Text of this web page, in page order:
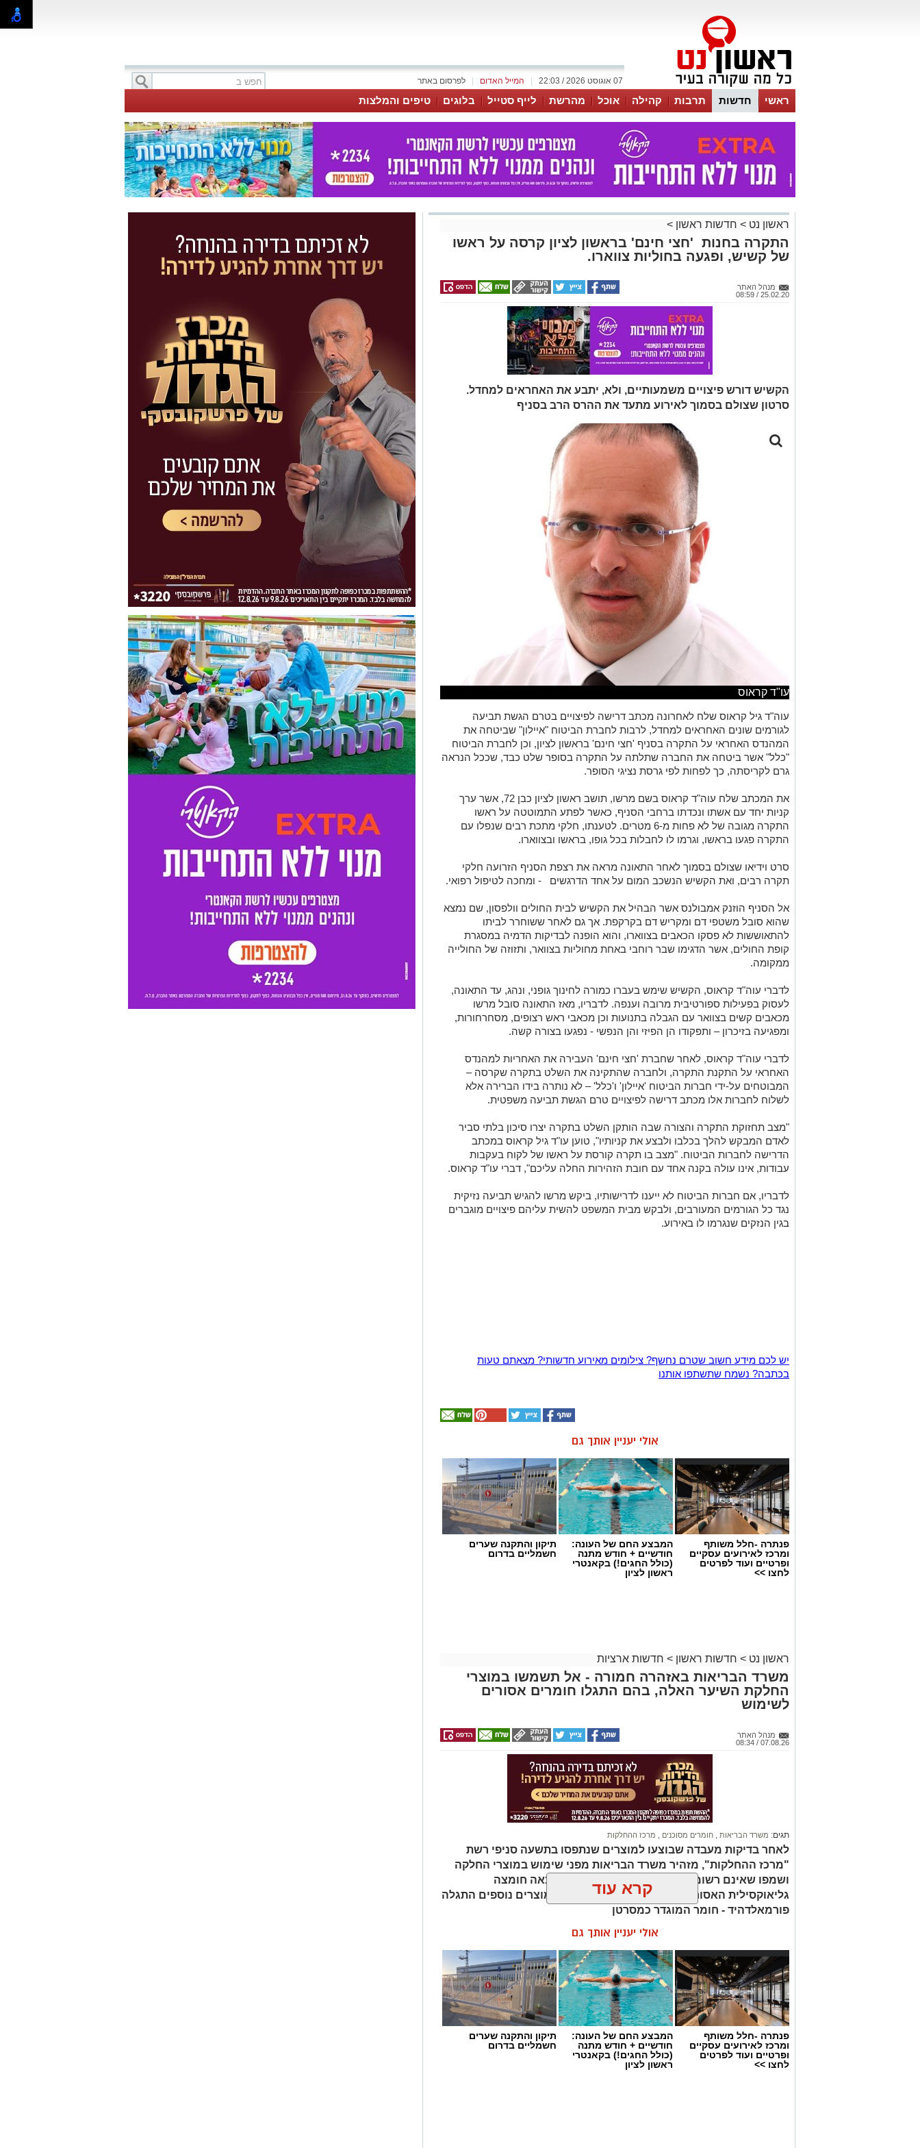
לפרסום באתר המייל האדום 07 אוגוסט 2026 / 22:03
ראשי חדשות תרבות קהילה אוכל מהרשת לייף סטייל בלוגים טיפים והמלצות
ראשון נט > חדשות ראשון >
התקרה בחנות 'חצי חינם' בראשון לציון קרסה על ראשו
של קשיש, ופגעה בחוליות צווארו.
מנהל האתר
25.02.20 / 08:59
הקשיש דורש פיצויים משמעותיים, ולא, יתבע את האחראים למחדל.
סרטון שצולם בסמוך לאירוע מתעד את ההרס הרב בסניף
עו"ד קראוס
עוה"ד גיל קראוס שלח לאחרונה מכתב דרישה לפיצויים בטרם הגשת תביעה
לגורמים שונים האחראים למחדל, לרבות לחברת הביטוח "איילון" שביטחה את
המהנדס האחראי על התקרה בסניף 'חצי חינם' בראשון לציון, וכן לחברת הביטוח
"כלל" אשר ביטחה את החברה שתלתה על התקרה בסופר שלט כבד, שככל הנראה
גרם לקריסתה, כך לפחות לפי גרסת נציגי הסופר.
את המכתב שלח עוה"ד קראוס בשם מרשו, תושב ראשון לציון כבן 72, אשר ערך
קניות יחד עם אשתו ונכדתו ברחבי הסניף, כאשר לפתע התמוטטה על ראשו
התקרה מגובה של לא פחות מ-6 מטרים. לטענתו, חלקי מתכת רבים שנפלו עם
התקרה פגעו בראשו, וגרמו לו לחבלות בכל גופו, בראשו ובצווארו.
סרט וידיאו שצולם בסמוך לאחר התאונה מראה את רצפת הסניף הזרועה חלקי
תקרה רבים, ואת הקשיש הנשכב המום על אחד הדרגשים - ומחכה לטיפול רפואי.
אל הסניף הוזנק אמבולנס אשר הבהיל את הקשיש לבית החולים וולפסון, שם נמצא
שהוא סובל משטפי דם ומקריש דם בקרקפת. אך גם לאחר ששוחרר לביתו
להתאוששות לא פסקו הכאבים בצווארו, והוא הופנה לבדיקות הדמיה במסגרת
קופת החולים, אשר הדגימו שבר רוחבי באחת מחוליות בצוואר, ותזוזה של החולייה
ממקומה.
לדברי עוה"ד קראוס, הקשיש שימש בעברו כמורה לחינוך גופני, ונהג, עד התאונה,
לעסוק בפעילות ספורטיבית מרובה וענפה. לדבריו, מאז התאונה סובל מרשו
מכאבים קשים בצוואר עם הגבלה בתנועות וכן מכאבי ראש רצופים, מסחרחורות,
ומפגיעה בזיכרון – ותפקודו הן הפיזי והן הנפשי - נפגעו בצורה קשה.
לדברי עוה"ד קראוס, לאחר שחברת 'חצי חינם' העבירה את האחריות למהנדס
האחראי על התקנת התקרה, ולחברה שהתקינה את השלט בתקרה שקרסה –
המבוטחים על-ידי חברות הביטוח 'איילון' ו'כלל' – לא נותרה בידו הברירה אלא
לשלוח לחברות אלו מכתב דרישה לפיצויים טרם הגשת תביעה משפטית.
"מצב תחזוקת התקרה והצורה שבה הותקן השלט בתקרה יצרו סיכון בלתי סביר
לאדם המבקש להלך בכלבו ולבצע את קניותיו", טוען עו"ד גיל קראוס במכתב
הדרישה לחברות הביטוח. "מצב בו תקרה קורסת על ראשו של לקוח בעקבות
עבודות, אינו עולה בקנה אחד עם חובת הזהירות החלה עליכם", דברי עו"ד קראוס.
לדבריו, אם חברות הביטוח לא ייענו לדרישותיו, ביקש מרשו להגיש תביעה נזיקית
נגד כל הגורמים המעורבים, ולבקש מבית המשפט להשית עליהם פיצויים מוגברים
בגין הנזקים שנגרמו לו באירוע.
יש לכם מידע חשוב שטרם נחשף? צילומים מאירוע חדשותי? מצאתם טעות
בכתבה? נשמח שתשתפו אותנו
אולי יעניין אותך גם
פנתרה -חלל משותף
ומרכז לאירועים עסקיים
ופרטיים ועוד לפרטים
לחצו >>
המבצע החם של העונה:
חודשיים + חודש מתנה
(כולל החגים!) בקאנטרי
ראשון לציון
תיקון והתקנה שערים
חשמליים בדרום
ראשון נט > חדשות ראשון > חדשות ארציות
משרד הבריאות באזהרה חמורה - אל תשמשו במוצרי
החלקת השיער האלה, בהם התגלו חומרים אסורים
לשימוש
מנהל האתר
07.08.26 / 08:34
תגים: משרד הבריאות חומרים מסוכנים מרכז ההחלקות
לאחר בדיקות מעבדה שבוצעו למוצרים שנתפסו בתשעה סניפי רשת
"מרכז ההחלקות", מזהיר משרד הבריאות מפני שימוש במוצרי החלקה
ושמפו שאינם רשומים כחוק. בחלק מהמוצרים נמצאה חומצה
גליאוקסילית האסורה לשימוש בהחלקות שיער, ובמוצרים נוספים התגלה
פורמאלדהיד - חומר המוגדר כמסרטן
קרא עוד
אולי יעניין אותך גם
פנתרה -חלל משותף
ומרכז לאירועים עסקיים
ופרטיים ועוד לפרטים
לחצו >>
המבצע החם של העונה:
חודשיים + חודש מתנה
(כולל החגים!) בקאנטרי
ראשון לציון
תיקון והתקנה שערים
חשמליים בדרום